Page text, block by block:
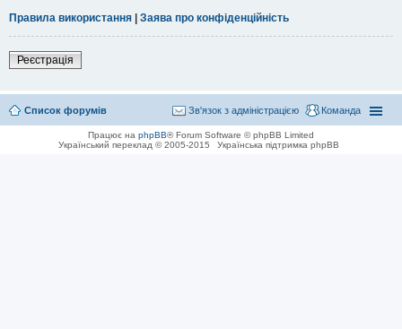
Правила використання | Заява про конфіденційність
Реєстрація
Список форумів Команда
Зв'язок з адміністрацією
Працює на phpBB® Forum Software © phpBB Limited
Український переклад © 2005-2015
Українська підтримка phpBB